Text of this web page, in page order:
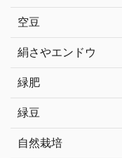
空豆
絹さやエンドウ
緑肥
緑豆
自然栽培